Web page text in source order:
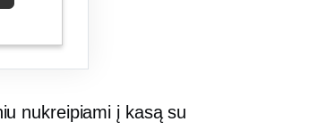
nukreipiami į kasą su